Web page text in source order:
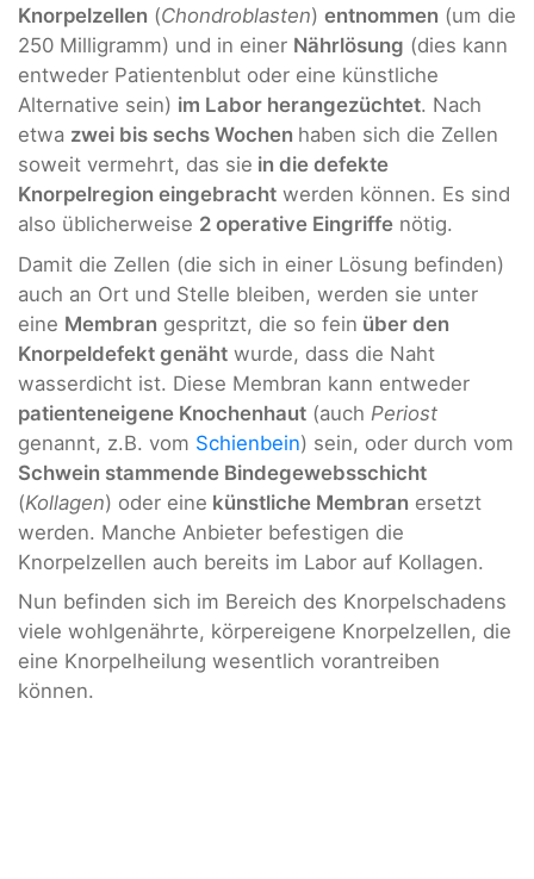
Knorpelzellen (Chondroblasten) entnommen (um die
250 Milligramm) und in einer Nährlösung (dies kann
entweder Patientenblut oder eine künstliche
Alternative sein) im Labor herangezüchtet. Nach
etwa zwei bis sechs Wochen haben sich die Zellen
soweit vermehrt, das sie in die defekte
Knorpelregion eingebracht werden können. Es sind
also üblicherweise 2 operative Eingriffe nötig.
Damit die Zellen (die sich in einer Lösung befinden)
auch an Ort und Stelle bleiben, werden sie unter
eine Membran gespritzt, die so fein über den
Knorpeldefekt genäht wurde, dass die Naht
wasserdicht ist. Diese Membran kann entweder
patienteneigene Knochenhaut (auch Periost
genannt, z.B. vom Schienbein) sein, oder durch vom
Schwein stammende Bindegewebsschicht
(Kollagen) oder eine künstliche Membran ersetzt
werden. Manche Anbieter befestigen die
Knorpelzellen auch bereits im Labor auf Kollagen.
Nun befinden sich im Bereich des Knorpelschadens
viele wohlgenährte, körpereigene Knorpelzellen, die
eine Knorpelheilung wesentlich vorantreiben
können.